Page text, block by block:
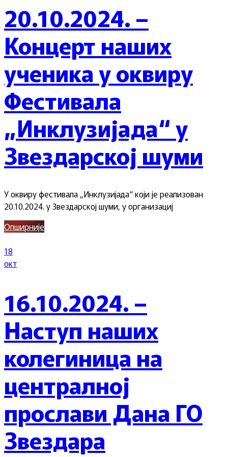
20.10.2024. –
Концерт наших
ученика у оквиру
Фестивала
„Инклузијада“ у
Звездарској шуми
У оквиру фестивала „Инклузијада“ који је реализован
20.10.2024. у Звездарској шуми, у организациј
Опширније
18
окт
16.10.2024. –
Наступ наших
колегиница на
централној
прослави Дана ГО
Звездара